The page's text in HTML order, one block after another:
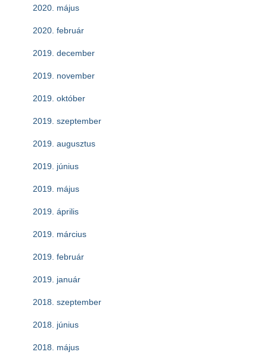
2020. május
2020. február
2019. december
2019. november
2019. október
2019. szeptember
2019. augusztus
2019. június
2019. május
2019. április
2019. március
2019. február
2019. január
2018. szeptember
2018. június
2018. május